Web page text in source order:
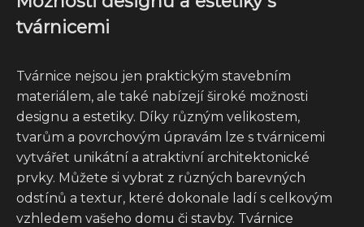
tvárnicemi
Tvárnice nejsou jen praktickým stavebním
materiálem, ale také nabízejí široké možnosti
designu a estetiky. Díky různým velikostem,
tvarům a povrchovým úpravám lze s tvárnicemi
vytvářet unikátní a atraktivní architektonické
prvky. Můžete si vybrat z různých barevných
odstínů a textur, které dokonale ladí s celkovým
vzhledem vašeho domu či stavby. Tvárnice